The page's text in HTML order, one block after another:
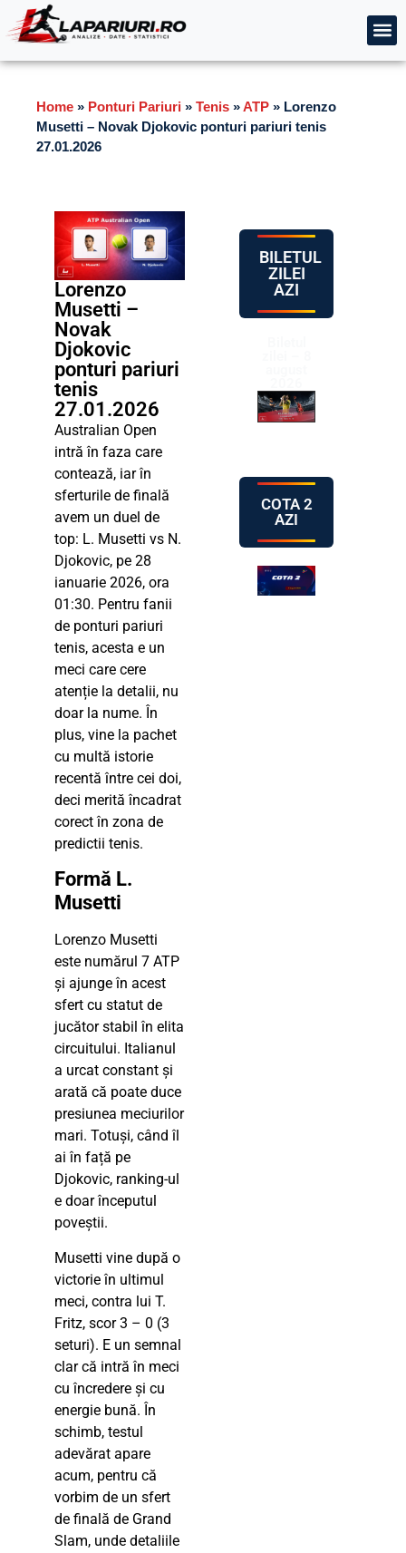
Home » Ponturi Pariuri » Tenis »ATP » Lorenzo
Musetti – Novak Djokovic ponturi pariuri tenis
27.01.2026
Lorenzo
Musetti –
Novak
Djokovic
ponturi pariuri
tenis
27.01.2026
Australian Open
intră în faza care
contează, iar în
sferturile de finală
avem un duel de
top: L. Musetti vs N.
Djokovic, pe 28
ianuarie 2026, ora
01:30. Pentru fanii
de ponturi pariuri
tenis, acesta e un
meci care cere
atenție la detalii, nu
doar la nume. În
plus, vine la pachet
cu multă istorie
recentă între cei doi,
deci merită încadrat
corect în zona de
predictii tenis.
Formă L.
Musetti
Lorenzo Musetti
este numărul 7 ATP
și ajunge în acest
sfert cu statut de
jucător stabil în elita
circuitului. Italianul
a urcat constant și
arată că poate duce
presiunea meciurilor
mari. Totuși, când îl
ai în față pe
Djokovic, ranking-ul
e doar începutul
poveștii.
Musetti vine după o
victorie în ultimul
meci, contra lui T.
Fritz, scor 3 – 0 (3
seturi). E un semnal
clar că intră în meci
cu încredere și cu
energie bună. În
schimb, testul
adevărat apare
acum, pentru că
vorbim de un sfert
de finală de Grand
Slam, unde detaliile
BILETUL
ZILEI
AZI
COTA 2
AZI